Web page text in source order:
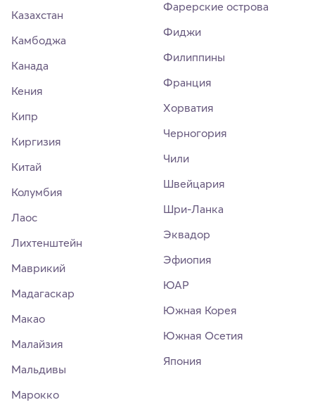
Казахстан
Камбоджа
Канада
Кения
Кипр
Киргизия
Китай
Колумбия
Лаос
Лихтенштейн
Маврикий
Мадагаскар
Макао
Малайзия
Мальдивы
Марокко
Фарерские острова
Фиджи
Филиппины
Франция
Хорватия
Черногория
Чили
Швейцария
Шри-Ланка
Эквадор
Эфиопия
ЮАР
Южная Корея
Южная Осетия
Япония